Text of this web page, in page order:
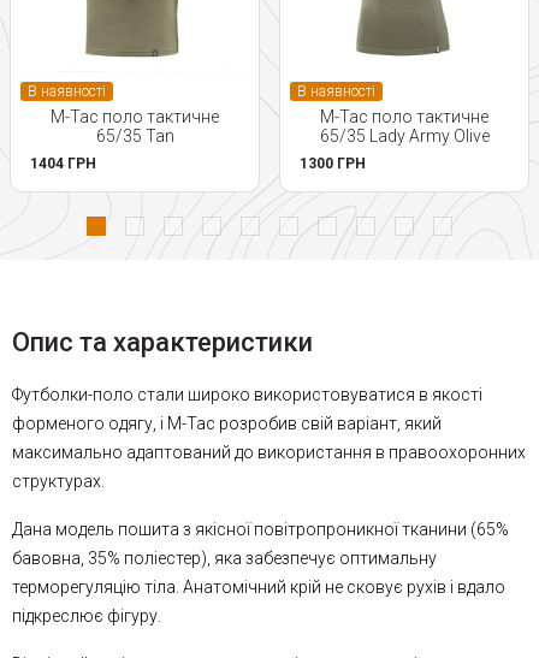
В наявності
M-Tac поло тактичне
65/35 Tan
1404 ГРН
В наявності
M-Tac поло тактичне
65/35 Lady Army Olive
1300 ГРН
Опис та характеристики
Футболки-поло стали широко використовуватися в якості
форменого одягу, і M-Tac розробив свій варіант, який
максимально адаптований до використання в правоохоронних
структурах.
Дана модель пошита з якісної повітропроникної тканини (65%
бавовна, 35% поліестер), яка забезпечує оптимальну
терморегуляцію тіла. Анатомічний крій не сковує рухів і вдало
підкреслює фігуру.